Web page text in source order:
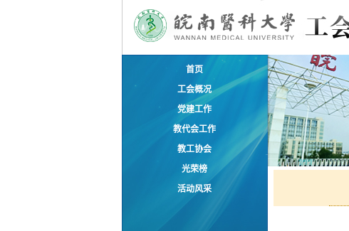
首页
工会概况
党建工作
教代会工作
教工协会
光荣榜
活动风采